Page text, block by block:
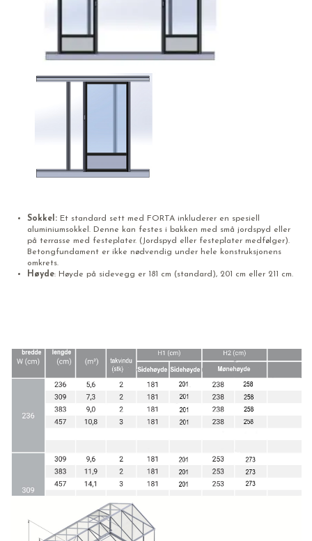
Sokkel: Et standard sett med FORTA inkluderer en spesiell
aluminiumsokkel. Denne kan festes i bakken med små jordspyd eller
på terrasse med festeplater. (Jordspyd eller festeplater medfølger).
Betongfundament er ikke nødvendig under hele konstruksjonens
omkrets.
Høyde: Høyde på sidevegg er 181 cm (standard), 201 cm eller 211 cm.